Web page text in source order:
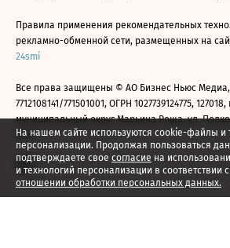
На нашем сайте используются cookie-файлы и
персонализации. Продолжая пользоваться
подтверждаете свое согласие на
и технологий персонализации в соответствии с
отношении обработки персональных данных.
Правила применения рекомендательных
рекламно-обменной сети, размещенных на
24smi
Все права защищены © АО Бизнес Ньюс
7712108141/771501001, ОГРН 1027739124775,
муниципальный округ Марьина Роща, ул.
2026